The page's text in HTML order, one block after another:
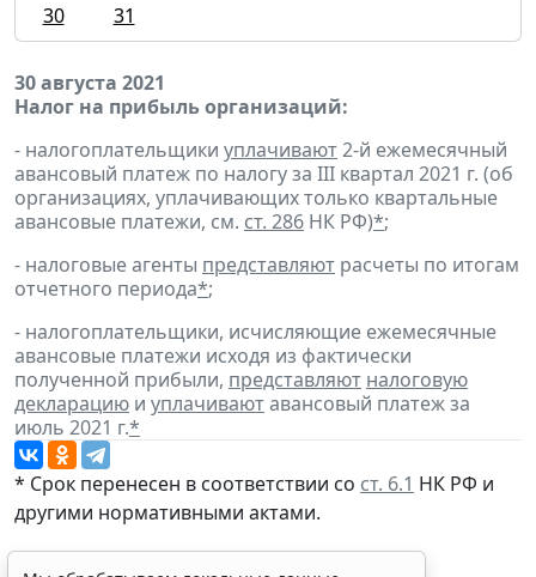
30
31
30 августа 2021
Налог на прибыль организаций:
- налогоплательщики уплачивают2-й ежемесячный
авансовый платеж по налогу за III квартал 2021 г. (об
организациях, уплачивающих только квартальные
авансовые платежи, см. ст. 286 НК РФ)*;
- налоговые агенты представляют расчеты по итогам
отчетного периода*;
- налогоплательщики, исчисляющие ежемесячные
авансовые платежи исходя из фактически
полученной прибыли, представляют налоговую
декларацию и уплачиваютавансовый платеж за
июль 2021 г.*
* Срок перенесен в соответствии со ст. 6.1 НК РФ и
другими нормативными актами.